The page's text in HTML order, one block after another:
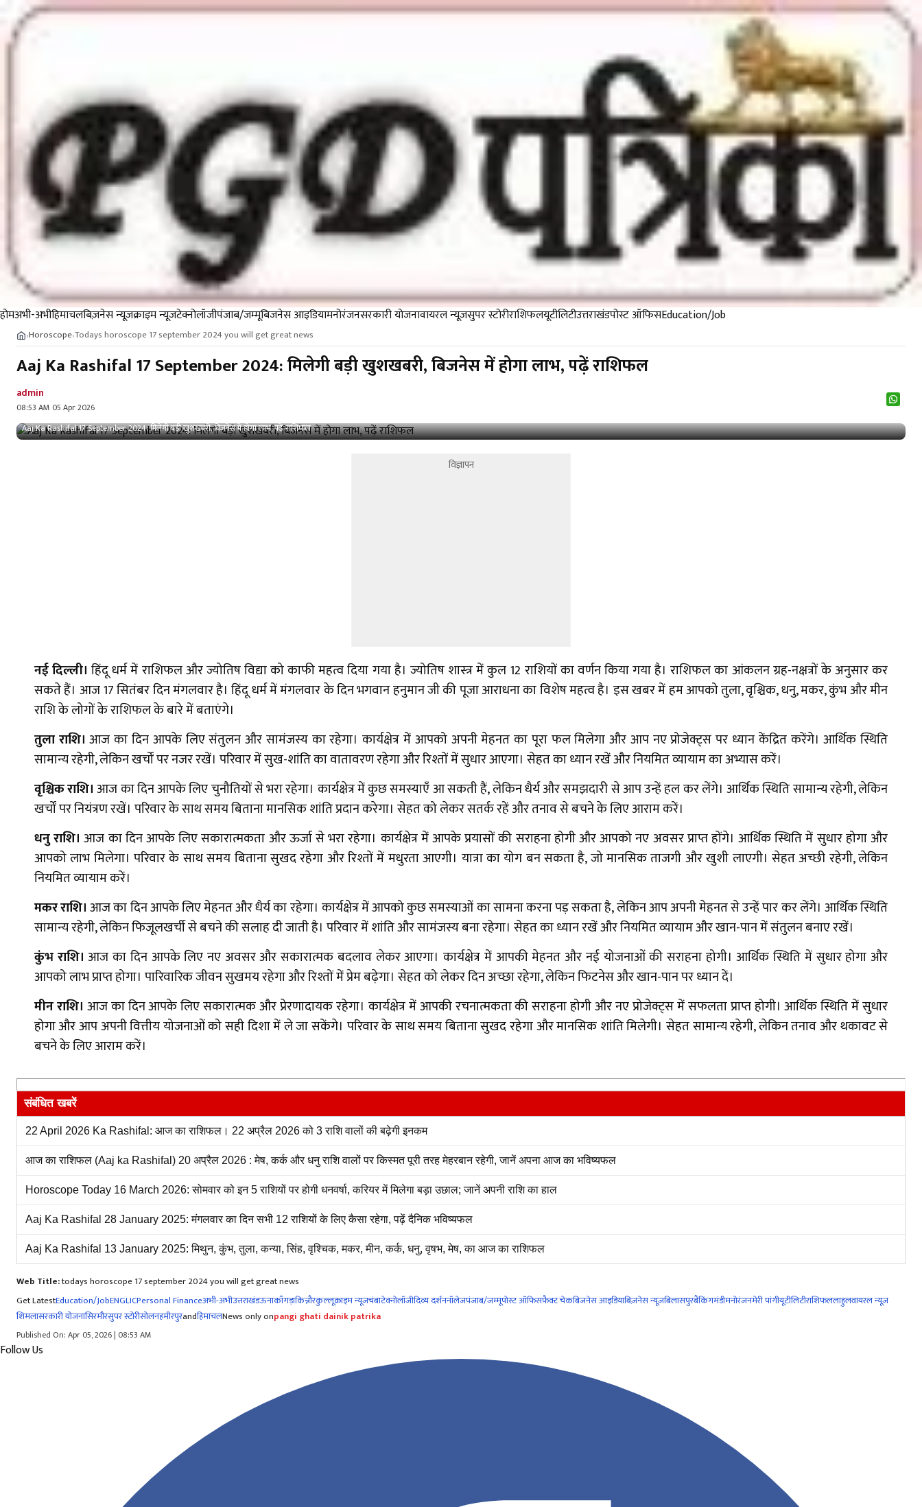
होमअभी-अभीहिमाचलबिज़नेस न्यूज़क्राइम न्यूजटेक्नोलॉजीपंजाब/जम्मूबिजनेस आइडियामनोरंजनसरकारी योजनावायरल न्यूज़सुपर स्टोरीराशिफलयूटीलिटीउत्तराखंडपोस्ट ऑफिसEducation/Job
›Horoscope›Todays horoscope 17 september 2024 you will get great news
Aaj Ka Rashifal 17 September 2024: मिलेगी बड़ी खुशखबरी, बिजनेस में होगा लाभ, पढ़ें राशिफल
admin
08:53 AM 05 Apr 2026
Aaj Ka Rashifal 17 September 2024: मिलेगी बड़ी खुशखबरी, बिजनेस में होगा लाभ, पढ़ें राशिफल
विज्ञापन
नई दिल्ली। हिंदू धर्म में राशिफल और ज्योतिष विद्या को काफी महत्व दिया गया है। ज्योतिष शास्त्र में कुल 12 राशियों का वर्णन किया गया है। राशिफल का आंकलन ग्रह-नक्षत्रों के अनुसार कर
सकते हैं। आज 17 सितंबर दिन मंगलवार है। हिंदू धर्म में मंगलवार के दिन भगवान हनुमान जी की पूजा आराधना का विशेष महत्व है। इस खबर में हम आपको तुला, वृश्चिक, धनु, मकर, कुंभ और मीन
राशि के लोगों के राशिफल के बारे में बताएंगे।
तुला राशि। आज का दिन आपके लिए संतुलन और सामंजस्य का रहेगा। कार्यक्षेत्र में आपको अपनी मेहनत का पूरा फल मिलेगा और आप नए प्रोजेक्ट्स पर ध्यान केंद्रित करेंगे। आर्थिक स्थिति
सामान्य रहेगी, लेकिन खर्चों पर नजर रखें। परिवार में सुख-शांति का वातावरण रहेगा और रिश्तों में सुधार आएगा। सेहत का ध्यान रखें और नियमित व्यायाम का अभ्यास करें।
वृश्चिक राशि।आज का दिन आपके लिए चुनौतियों से भरा रहेगा। कार्यक्षेत्र में कुछ समस्याएँ आ सकती हैं, लेकिन धैर्य और समझदारी से आप उन्हें हल कर लेंगे। आर्थिक स्थिति सामान्य रहेगी, लेकिन
खर्चों पर नियंत्रण रखें। परिवार के साथ समय बिताना मानसिक शांति प्रदान करेगा। सेहत को लेकर सतर्क रहें और तनाव से बचने के लिए आराम करें।
धनु राशि। आज का दिन आपके लिए सकारात्मकता और ऊर्जा से भरा रहेगा। कार्यक्षेत्र में आपके प्रयासों की सराहना होगी और आपको नए अवसर प्राप्त होंगे। आर्थिक स्थिति में सुधार होगा और
आपको लाभ मिलेगा। परिवार के साथ समय बिताना सुखद रहेगा और रिश्तों में मधुरता आएगी। यात्रा का योग बन सकता है, जो मानसिक ताजगी और खुशी लाएगी। सेहत अच्छी रहेगी, लेकिन
नियमित व्यायाम करें।
मकर राशि।आज का दिन आपके लिए मेहनत और धैर्य का रहेगा। कार्यक्षेत्र में आपको कुछ समस्याओं का सामना करना पड़ सकता है, लेकिन आप अपनी मेहनत से उन्हें पार कर लेंगे। आर्थिक स्थिति
सामान्य रहेगी, लेकिन फिजूलखर्ची से बचने की सलाह दी जाती है। परिवार में शांति और सामंजस्य बना रहेगा। सेहत का ध्यान रखें और नियमित व्यायाम और खान-पान में संतुलन बनाए रखें।
कुंभ राशि। आज का दिन आपके लिए नए अवसर और सकारात्मक बदलाव लेकर आएगा। कार्यक्षेत्र में आपकी मेहनत और नई योजनाओं की सराहना होगी। आर्थिक स्थिति में सुधार होगा और
आपको लाभ प्राप्त होगा। पारिवारिक जीवन सुखमय रहेगा और रिश्तों में प्रेम बढ़ेगा। सेहत को लेकर दिन अच्छा रहेगा, लेकिन फिटनेस और खान-पान पर ध्यान दें।
मीन राशि। आज का दिन आपके लिए सकारात्मक और प्रेरणादायक रहेगा। कार्यक्षेत्र में आपकी रचनात्मकता की सराहना होगी और नए प्रोजेक्ट्स में सफलता प्राप्त होगी। आर्थिक स्थिति में सुधार
होगा और आप अपनी वित्तीय योजनाओं को सही दिशा में ले जा सकेंगे। परिवार के साथ समय बिताना सुखद रहेगा और मानसिक शांति मिलेगी। सेहत सामान्य रहेगी, लेकिन तनाव और थकावट से
बचने के लिए आराम करें।
संबंधित खबरें
22 April 2026 Ka Rashifal: आज का राशिफल। 22 अप्रैल 2026 को 3 राशि वालों की बढ़ेगी इनकम
आज का राशिफल (Aaj ka Rashifal) 20 अप्रैल 2026 : मेष, कर्क और धनु राशि वालों पर किस्मत पूरी तरह मेहरबान रहेगी, जानें अपना आज का भविष्यफल
Horoscope Today 16 March 2026: सोमवार को इन 5 राशियों पर होगी धनवर्षा, करियर में मिलेगा बड़ा उछाल; जानें अपनी राशि का हाल
Aaj Ka Rashifal 28 January 2025: मंगलवार का दिन सभी 12 राशियों के लिए कैसा रहेगा, पढ़ें दैनिक भविष्यफल
Aaj Ka Rashifal 13 January 2025: मिथुन, कुंभ, तुला, कन्या, सिंह, वृश्चिक, मकर, मीन, कर्क, धनु, वृषभ, मेष, का आज का राशिफल
Web Title:todays horoscope 17 september 2024 you will get great news
Get LatestEducation/JobENGLICPersonal Financeअभी-अभीउत्तराखंडऊनाकाँगड़ाकिन्नौरकुल्लूक्राइम न्यूजचंबाटेक्नोलॉजीदिव्य दर्शननॉलेजपंजाब/जम्मूपोस्ट ऑफिसफ़ैक्ट चेकबिजनेस आइडियाबिज़नेस न्यूज़बिलासपुरबैंकिंगमंडीमनोरंजनमेरी पांगीयूटीलिटीराशिफललाहुलवायरल न्यूज़
शिमलासरकारी योजनासिरमौरसुपर स्टोरीसोलनहमीरपुरandहिमाचलNews only onpangi ghati dainik patrika
Published On: Apr 05, 2026 | 08:53 AM
Follow Us